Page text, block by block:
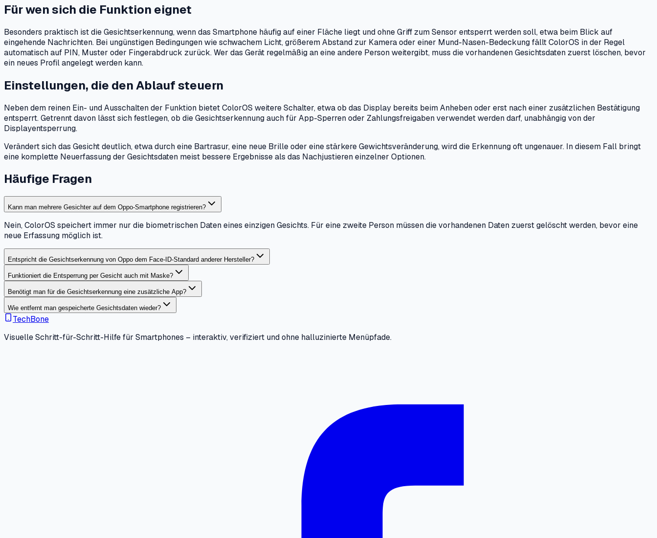
Für wen sich die Funktion eignet
Besonders praktisch ist die Gesichtserkennung, wenn das Smartphone häufig auf einer Fläche liegt und ohne Griff zum Sensor entsperrt werden soll, etwa beim Blick auf
eingehende Nachrichten. Bei ungünstigen Bedingungen wie schwachem Licht, größerem Abstand zur Kamera oder einer Mund-Nasen-Bedeckung fällt ColorOS in der Regel
automatisch auf PIN, Muster oder Fingerabdruck zurück. Wer das Gerät regelmäßig an eine andere Person weitergibt, muss die vorhandenen Gesichtsdaten zuerst löschen, bevor
ein neues Profil angelegt werden kann.
Einstellungen, die den Ablauf steuern
Neben dem reinen Ein- und Ausschalten der Funktion bietet ColorOS weitere Schalter, etwa ob das Display bereits beim Anheben oder erst nach einer zusätzlichen Bestätigung
entsperrt. Getrennt davon lässt sich festlegen, ob die Gesichtserkennung auch für App-Sperren oder Zahlungsfreigaben verwendet werden darf, unabhängig von der
Displayentsperrung.
Verändert sich das Gesicht deutlich, etwa durch eine Bartrasur, eine neue Brille oder eine stärkere Gewichtsveränderung, wird die Erkennung oft ungenauer. In diesem Fall bringt
eine komplette Neuerfassung der Gesichtsdaten meist bessere Ergebnisse als das Nachjustieren einzelner Optionen.
Häufige Fragen
Kann man mehrere Gesichter auf dem Oppo-Smartphone registrieren?
Nein, ColorOS speichert immer nur die biometrischen Daten eines einzigen Gesichts. Für eine zweite Person müssen die vorhandenen Daten zuerst gelöscht werden, bevor eine
neue Erfassung möglich ist.
Entspricht die Gesichtserkennung von Oppo dem Face-ID-Standard anderer Hersteller?
Funktioniert die Entsperrung per Gesicht auch mit Maske?
Benötigt man für die Gesichtserkennung eine zusätzliche App?
Wie entfernt man gespeicherte Gesichtsdaten wieder?
TechBone
Visuelle Schritt-für-Schritt-Hilfe für Smartphones – interaktiv, verifiziert und ohne halluzinierte Menüpfade.